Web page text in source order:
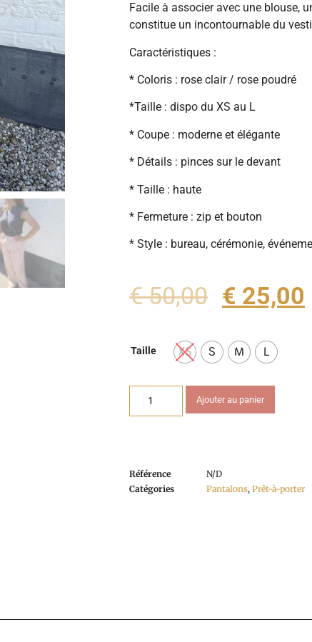
Facile à associer avec une blouse,
constitue un incontournable du
Caractéristiques :
* Coloris : rose clair / rose poudré
*Taille : dispo du XS au L
* Coupe : moderne et élégante
* Détails : pinces sur le devant
* Taille : haute
* Fermeture : zip et bouton
* Style : bureau, cérémonie,
€50,00 € 25,00
Taille XS S M L
Ajouter au panier
Référence
N/D
Catégories
Pantalons, Prêt-à-porter